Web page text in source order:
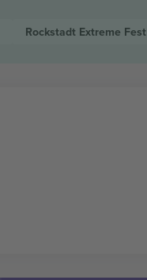
Rockstadt Extreme Fest